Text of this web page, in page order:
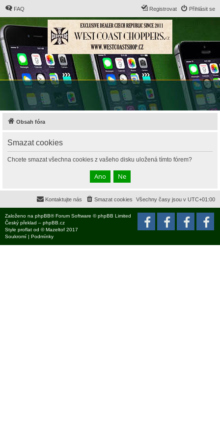
FAQ Přihlásit se
Registrovat
Obsah fóra
Smazat cookies
Chcete smazat všechna cookies z vašeho disku uložená tímto fórem?
Všechny časy jsou v UTC+01:00
Smazat cookies
Kontaktujte nás
Založeno na phpBB® Forum Software © phpBB Limited
Český překlad – phpBB.cz
Style proflat od ©Mazeltof 2017
Soukromí | Podmínky